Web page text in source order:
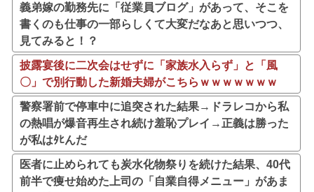
義弟嫁の勤務先に「従業員ブログ」があって、そこを
書くのも仕事の一部らしくて大変だなあと思いつつ、
見てみると！？
披露宴後に二次会はせずに「家族水入らず」と「風
〇」で別行動した新婚夫婦がこちらｗｗｗｗｗｗｗ
警察署前で停車中に追突された結果→ドラレコから私
の熱唱が爆音再生され続け羞恥プレイ→正義は勝った
が私はﾀﾋんだ
医者に止められても炭水化物祭りを続けた結果、40代
前半で痩せ始めた上司の「自業自得メニュー」があま